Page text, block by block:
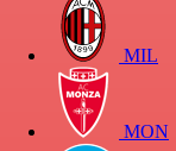
MIL
MON